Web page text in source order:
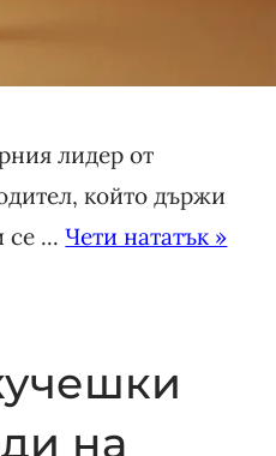
лидер от
който държи
се ...Чети нататък »
на